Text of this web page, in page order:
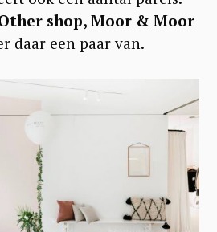
shop, Moor & Moor
daar een paar van.